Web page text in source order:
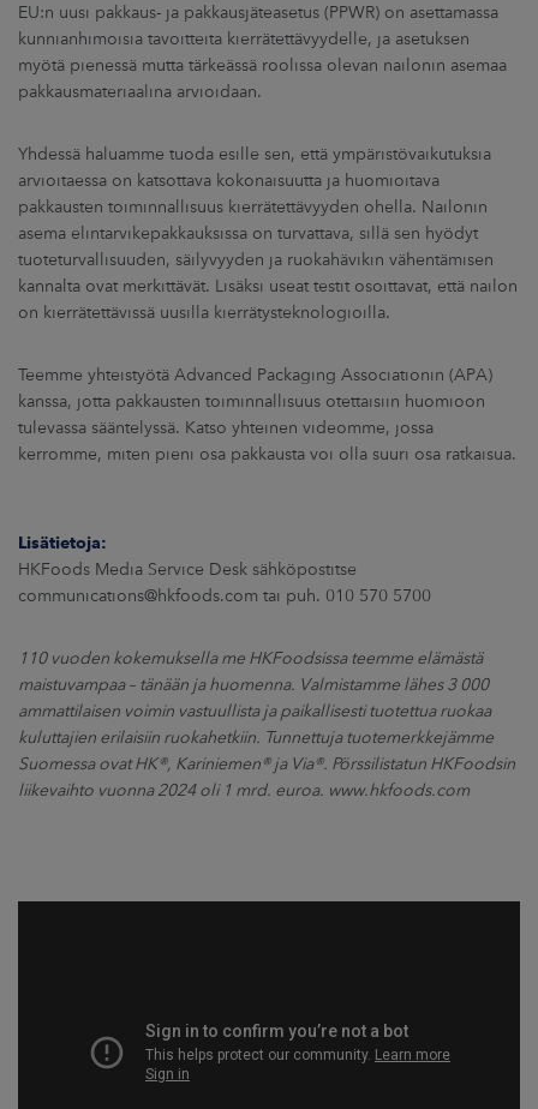
EU:n uusi pakkaus- ja pakkausjäteasetus (PPWR) on asettamassa
kunnianhimoisia tavoitteita kierrätettävyydelle, ja asetuksen
myötä pienessä mutta tärkeässä roolissa olevan nailonin asemaa
pakkausmateriaalina arvioidaan.
Yhdessä haluamme tuoda esille sen, että ympäristövaikutuksia
arvioitaessa on katsottava kokonaisuutta ja huomioitava
pakkausten toiminnallisuus kierrätettävyyden ohella. Nailonin
asema elintarvikepakkauksissa on turvattava, sillä sen hyödyt
tuoteturvallisuuden, säilyvyyden ja ruokahävikin vähentämisen
kannalta ovat merkittävät. Lisäksi useat testit osoittavat, että nailon
on kierrätettävissä uusilla kierrätysteknologioilla.
Teemme yhteistyötä Advanced Packaging Associationin (APA)
kanssa, jotta pakkausten toiminnallisuus otettaisiin huomioon
tulevassa sääntelyssä. Katso yhteinen videomme, jossa
kerromme, miten pieni osa pakkausta voi olla suuri osa ratkaisua.
Lisätietoja:
HKFoods Media Service Desk sähköpostitse
communications@hkfoods.com tai puh. 010 570 5700
110 vuoden kokemuksella me HKFoodsissa teemme elämästä
maistuvampaa – tänään ja huomenna. Valmistamme lähes 3 000
ammattilaisen voimin vastuullista ja paikallisesti tuotettua ruokaa
kuluttajien erilaisiin ruokahetkiin. Tunnettuja tuotemerkkejämme
Suomessa ovat HK®, Kariniemen® ja Via®. Pörssilistatun HKFoodsin
liikevaihto vuonna 2024 oli 1 mrd. euroa. www.hkfoods.com